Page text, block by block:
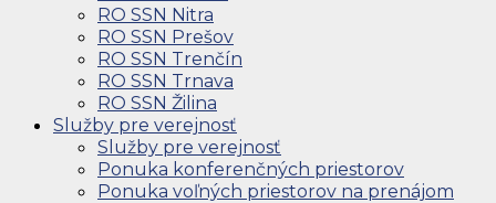
RO SSN Nitra
RO SSN Prešov
RO SSN Trenčín
RO SSN Trnava
RO SSN Žilina
Služby pre verejnosť
Služby pre verejnosť
Ponuka konferenčných priestorov
Ponuka voľných priestorov na prenájom